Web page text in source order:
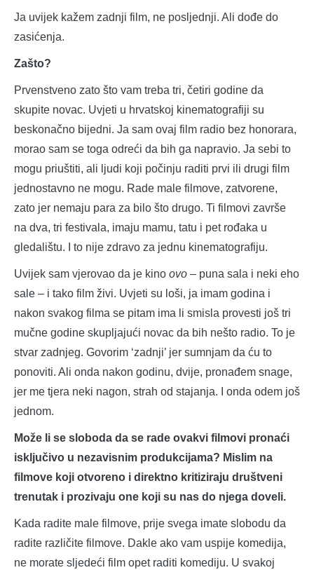
Ja uvijek kažem zadnji film, ne posljednji. Ali dođe do
zasićenja.
Zašto?
Prvenstveno zato što vam treba tri, četiri godine da
skupite novac. Uvjeti u hrvatskoj kinematografiji su
beskonačno bijedni. Ja sam ovaj film radio bez honorara,
morao sam se toga odreći da bih ga napravio. Ja sebi to
mogu priuštiti, ali ljudi koji počinju raditi prvi ili drugi film
jednostavno ne mogu. Rade male filmove, zatvorene,
zato jer nemaju para za bilo što drugo. Ti filmovi završe
na dva, tri festivala, imaju mamu, tatu i pet rođaka u
gledalištu. I to nije zdravo za jednu kinematografiju.
Uvijek sam vjerovao da je kino ovo – puna sala i neki eho
sale – i tako film živi. Uvjeti su loši, ja imam godina i
nakon svakog filma se pitam ima li smisla provesti još tri
mučne godine skupljajući novac da bih nešto radio. To je
stvar zadnjeg. Govorim ‘zadnji’ jer sumnjam da ću to
ponoviti. Ali onda nakon godinu, dvije, pronađem snage,
jer me tjera neki nagon, strah od stajanja. I onda odem još
jednom.
Može li se sloboda da se rade ovakvi filmovi pronaći
isključivo u nezavisnim produkcijama? Mislim na
filmove koji otvoreno i direktno kritiziraju društveni
trenutak i prozivaju one koji su nas do njega doveli.
Kada radite male filmove, prije svega imate slobodu da
radite različite filmove. Dakle ako vam uspije komedija,
ne morate sljedeći film opet raditi komediju. U svakoj